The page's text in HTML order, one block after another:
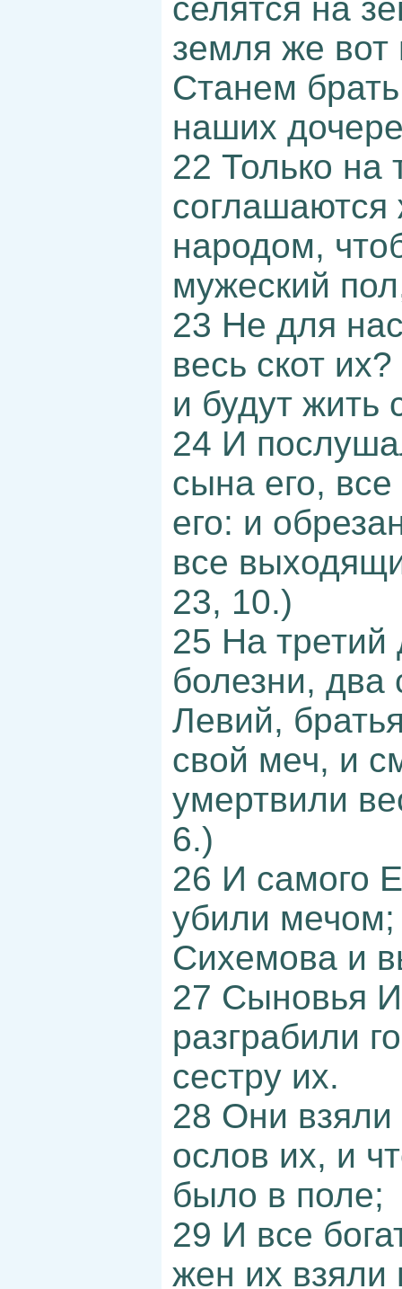
селятся на
земля же вот
Станем
наших
22 Только на
народом,
мужеский
23 Не для
весь скот
и будут жить
24 И
сына его,
его: и
все
23, 10.)
25 На третий
болезни,
Левий,
свой меч, и
умертвили
6.)
26 И самого
убили
Сихемова и
27 Сыновья
разграбили
сестру их.
28 Они взяли
ослов их, и
было в поле;
29 И все
жен их взяли